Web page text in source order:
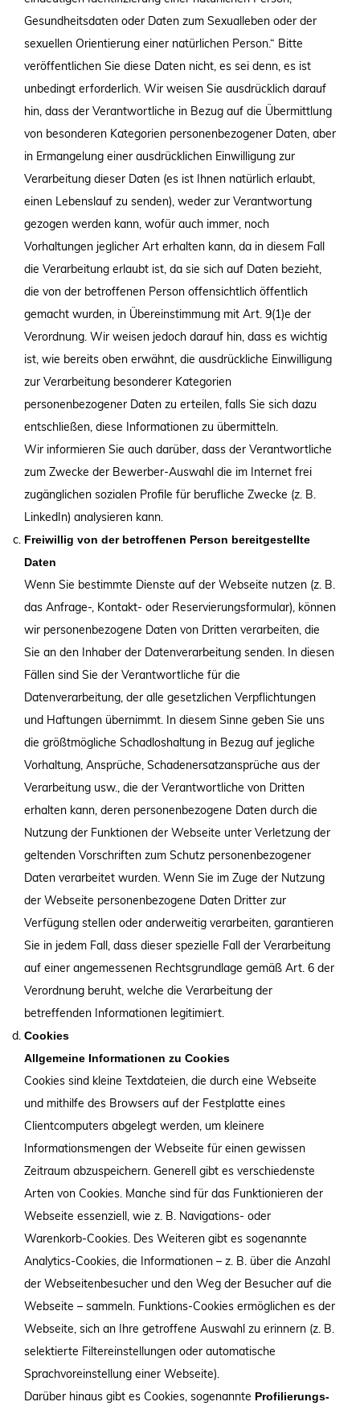
Gesundheitsdaten oder Daten zum Sexualleben oder der
sexuellen Orientierung einer natürlichen Person.“ Bitte
veröffentlichen Sie diese Daten nicht, es sei denn, es ist
unbedingt erforderlich. Wir weisen Sie ausdrücklich darauf
hin, dass der Verantwortliche in Bezug auf die Übermittlung
von besonderen Kategorien personenbezogener Daten, aber
in Ermangelung einer ausdrücklichen Einwilligung zur
Verarbeitung dieser Daten (es ist Ihnen natürlich erlaubt,
einen Lebenslauf zu senden), weder zur Verantwortung
gezogen werden kann, wofür auch immer, noch
Vorhaltungen jeglicher Art erhalten kann, da in diesem Fall
die Verarbeitung erlaubt ist, da sie sich auf Daten bezieht,
die von der betroffenen Person offensichtlich öffentlich
gemacht wurden, in Übereinstimmung mit Art. 9(1)e der
Verordnung. Wir weisen jedoch darauf hin, dass es wichtig
ist, wie bereits oben erwähnt, die ausdrückliche Einwilligung
zur Verarbeitung besonderer Kategorien
personenbezogener Daten zu erteilen, falls Sie sich dazu
entschließen, diese Informationen zu übermitteln.
Wir informieren Sie auch darüber, dass der Verantwortliche
zum Zwecke der Bewerber-Auswahl die im Internet frei
zugänglichen sozialen Profile für berufliche Zwecke (z. B.
LinkedIn) analysieren kann.
Freiwillig von der betroffenen Person bereitgestellte
Daten
Wenn Sie bestimmte Dienste auf der Webseite nutzen (z. B.
das Anfrage-, Kontakt- oder Reservierungsformular), können
wir personenbezogene Daten von Dritten verarbeiten, die
Sie an den Inhaber der Datenverarbeitung senden. In diesen
Fällen sind Sie der Verantwortliche für die
Datenverarbeitung, der alle gesetzlichen Verpflichtungen
und Haftungen übernimmt. In diesem Sinne geben Sie uns
die größtmögliche Schadloshaltung in Bezug auf jegliche
Vorhaltung, Ansprüche, Schadenersatzansprüche aus der
Verarbeitung usw., die der Verantwortliche von Dritten
erhalten kann, deren personenbezogene Daten durch die
Nutzung der Funktionen der Webseite unter Verletzung der
geltenden Vorschriften zum Schutz personenbezogener
Daten verarbeitet wurden. Wenn Sie im Zuge der Nutzung
der Webseite personenbezogene Daten Dritter zur
Verfügung stellen oder anderweitig verarbeiten, garantieren
Sie in jedem Fall, dass dieser spezielle Fall der Verarbeitung
auf einer angemessenen Rechtsgrundlage gemäß Art. 6 der
Verordnung beruht, welche die Verarbeitung der
betreffenden Informationen legitimiert.
Cookies
Allgemeine Informationen zu Cookies
Cookies sind kleine Textdateien, die durch eine Webseite
und mithilfe des Browsers auf der Festplatte eines
Clientcomputers abgelegt werden, um kleinere
Informationsmengen der Webseite für einen gewissen
Zeitraum abzuspeichern. Generell gibt es verschiedenste
Arten von Cookies. Manche sind für das Funktionieren der
Webseite essenziell, wie z. B. Navigations- oder
Warenkorb-Cookies. Des Weiteren gibt es sogenannte
Analytics-Cookies, die Informationen – z. B. über die Anzahl
der Webseitenbesucher und den Weg der Besucher auf die
Webseite – sammeln. Funktions-Cookies ermöglichen es der
Webseite, sich an Ihre getroffene Auswahl zu erinnern (z. B.
selektierte Filtereinstellungen oder automatische
Sprachvoreinstellung einer Webseite).
Darüber hinaus gibt es Cookies, sogenannte Profilierungs-